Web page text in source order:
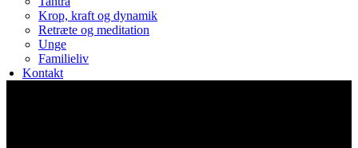
Krop, kraft og dynamik
Retræte og meditation
Unge
Familieliv
Kontakt